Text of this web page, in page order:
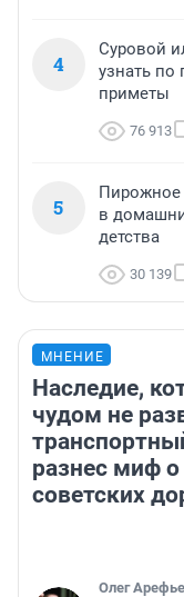
4
Суровой
узнать по
приметы
76 913
5
Пирожное
в
детства
30 139
МНЕНИЕ
Наследие,
чудом не
разнес миф
советских
Олег